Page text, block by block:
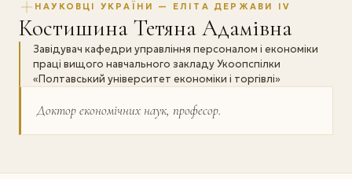
НАУКОВЦІ УКРАЇНИ — ЕЛІТА ДЕРЖАВИ IV
Костишина Тетяна Адамівна
Завідувач кафедри управління персоналом і економіки
праці вищого навчального закладу Укоопспілки
«Полтавський університет економіки і торгівлі»
Доктор економічних наук, професор.